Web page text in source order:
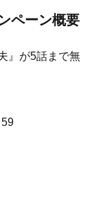
ペーン概要
』が5話まで無